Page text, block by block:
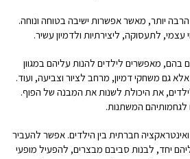
יותר, מאשר אפשרות ישיבה בטוחה ונוחה.
לתעסוקה, ליצירתיות ולדמיון עשיר.
בהם, מאפשרים לילדים להנות עליהם במגוון
גם משחקי דמיון, מרחב לציור וצביעה, ועוד.
את היכולת לשנות את המבנה של הפוף.
המשתנות.
חברתית בין הילדים. אפשר להעביר
יחד, לבנות סביבם מבצרים, להפעיל מופעי